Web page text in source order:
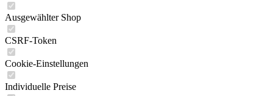
Ausgewählter Shop
CSRF-Token
Cookie-Einstellungen
Individuelle Preise